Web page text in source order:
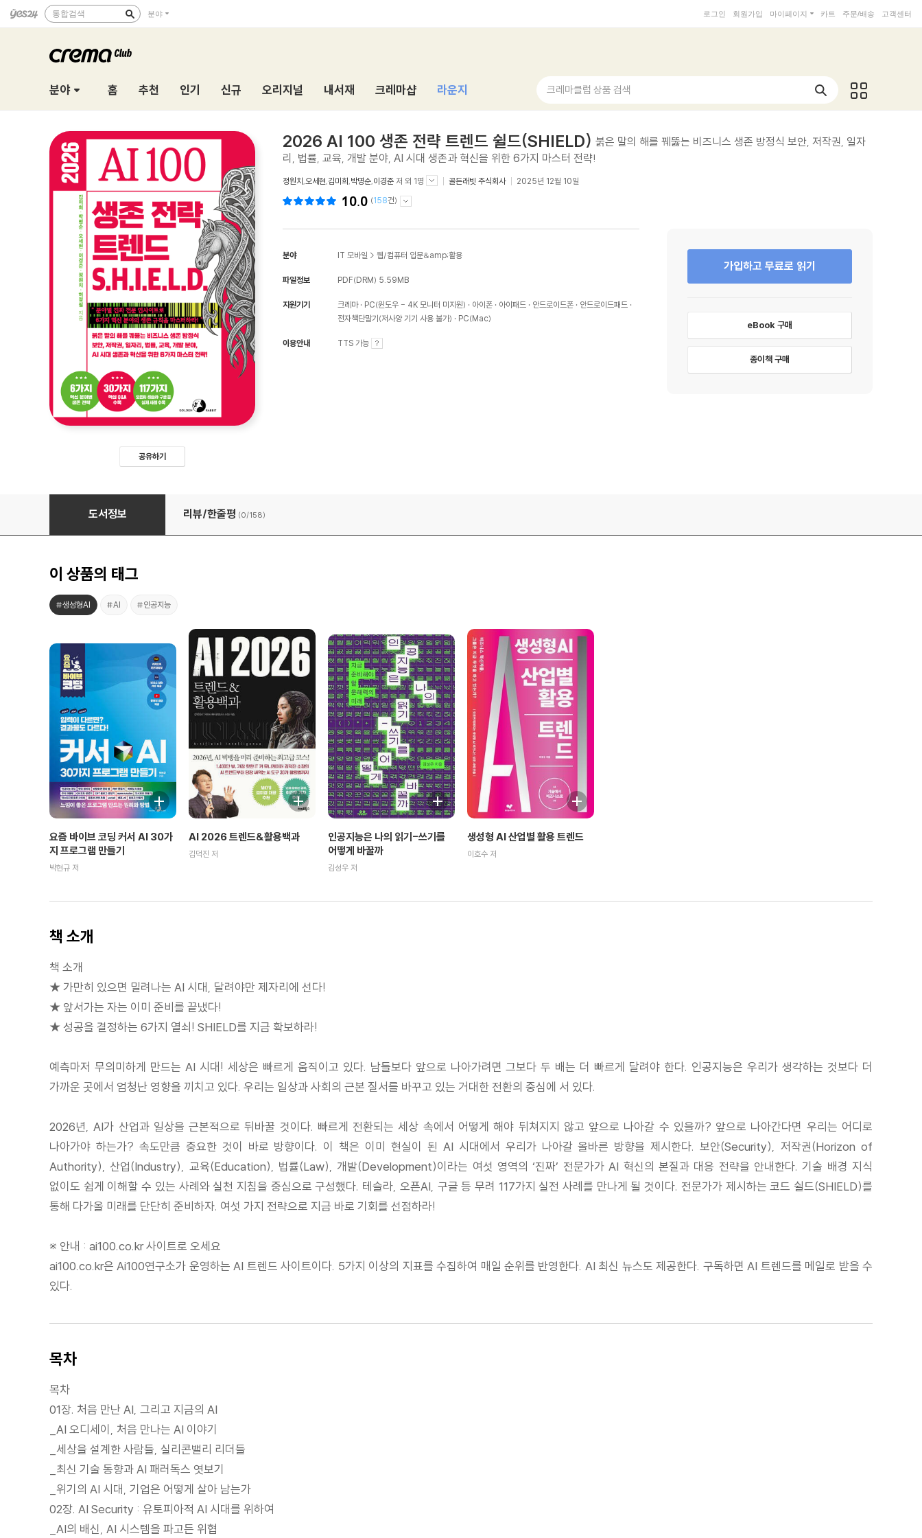
통합검색 분야 로그인 회원가입 마이페이지 카트 주문/배송 고객센터
분야 홈 추천 인기 신규 오리지널 내서재 크레마샵 라운지 크레마클럽 상품 검색
공유하기
2026 AI 100 생존 전략 트렌드 쉴드(SHIELD) 붉은 말의 해를 꿰뚫는 비즈니스 생존 방정식 보안, 저작권, 일자
리, 법률, 교육, 개발 분야, AI 시대 생존과 혁신을 위한 6가지 마스터 전략!
정원치,오세현,김미희,박명순,이경준 저 외 1명 골든래빗 주식회사 2025년 12월 10일
10.0 (158건)
분야 IT 모바일 > 웹/컴퓨터 입문&amp;활용
파일정보 PDF(DRM) 5.59MB
지원기기 크레마 PC(윈도우 - 4K 모니터 미지원) 아이폰 아이패드 안드로이드폰
안드로이드패드
전자책단말기(저사양 기기 사용 불가)
PC(Mac)
이용안내 TTS 가능
가입하고 무료로 읽기
eBook 구매
종이책 구매
2026 AI 100 생존 전략 트렌드 쉴드(SHIELD)
도서정보 리뷰/한줄평 (0/158)
이 상품의 태그
#생성형AI #AI #인공지능
요즘 바이브 코딩 커서 AI 30가
지 프로그램 만들기
박현규 저
AI 2026 트렌드&활용백과
김덕진 저
인공지능은 나의 읽기-쓰기를
어떻게 바꿀까
김성우 저
생성형 AI 산업별 활용 트렌드
이호수 저
책 소개
책 소개
★ 가만히 있으면 밀려나는 AI 시대, 달려야만 제자리에 선다!
★ 앞서가는 자는 이미 준비를 끝냈다!
★ 성공을 결정하는 6가지 열쇠! SHIELD를 지금 확보하라!
예측마저 무의미하게 만드는 AI 시대! 세상은 빠르게 움직이고 있다. 남들보다 앞으로 나아가려면 그보다 두 배는 더 빠르게 달려야 한다. 인공지능은 우리가 생각하는 것보다 더
가까운 곳에서 엄청난 영향을 끼치고 있다. 우리는 일상과 사회의 근본 질서를 바꾸고 있는 거대한 전환의 중심에 서 있다.
2026년, AI가 산업과 일상을 근본적으로 뒤바꿀 것이다. 빠르게 전환되는 세상 속에서 어떻게 해야 뒤쳐지지 않고 앞으로 나아갈 수 있을까? 앞으로 나아간다면 우리는 어디로
나아가야 하는가? 속도만큼 중요한 것이 바로 방향이다. 이 책은 이미 현실이 된 AI 시대에서 우리가 나아갈 올바른 방향을 제시한다. 보안(Security), 저작권(Horizon of
Authority), 산업(Industry), 교육(Education), 법률(Law), 개발(Development)이라는 여섯 영역의 ‘진짜’ 전문가가 AI 혁신의 본질과 대응 전략을 안내한다. 기술 배경 지식
없이도 쉽게 이해할 수 있는 사례와 실천 지침을 중심으로 구성했다. 테슬라, 오픈AI, 구글 등 무려 117가지 실전 사례를 만나게 될 것이다. 전문가가 제시하는 코드 쉴드(SHIELD)를
통해 다가올 미래를 단단히 준비하자. 여섯 가지 전략으로 지금 바로 기회를 선점하라!
※ 안내 : ai100.co.kr 사이트로 오세요
ai100.co.kr은 Ai100연구소가 운영하는 AI 트렌드 사이트이다. 5가지 이상의 지표를 수집하여 매일 순위를 반영한다. AI 최신 뉴스도 제공한다. 구독하면 AI 트렌드를 메일로 받을 수
있다.
목차
목차
01장. 처음 만난 AI, 그리고 지금의 AI
_AI 오디세이, 처음 만나는 AI 이야기
_세상을 설계한 사람들, 실리콘밸리 리더들
_최신 기술 동향과 AI 패러독스 엿보기
_위기의 AI 시대, 기업은 어떻게 살아 남는가
02장. AI Security : 유토피아적 AI 시대를 위하여
_AI의 배신, AI 시스템을 파고든 위협